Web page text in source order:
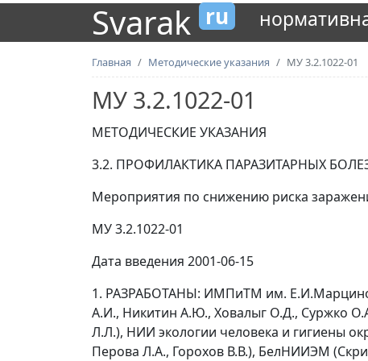
Svarak ru
Главная Методические указания МУ 3.2.1022-01
МУ 3.2.1022-01
МЕТОДИЧЕСКИЕ УКАЗАНИЯ
3.2. ПРОФИЛАКТИКА ПАРАЗИТАРНЫХ
Мероприятия по снижению риска
МУ 3.2.1022-01
Дата введения 2001-06-15
1. РАЗРАБОТАНЫ: ИМПиТМ им.
А.И., Никитин А.Ю., Ховалыг О.Д., Суржко
Л.Л.), НИИ экологии человека и гигиены
Перова Л.А., Горохов В.В.), БелНИИЭМ